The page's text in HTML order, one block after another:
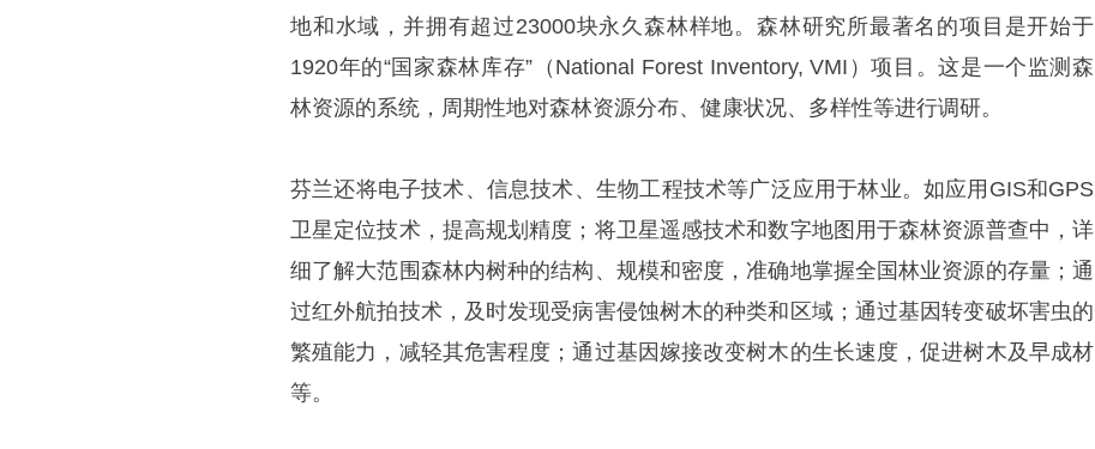
地和水域，并拥有超过23000块永久森林样地。森林研究所最著名的项目是开始于
1920年的“国家森林库存”（National Forest Inventory, VMI）项目。这是一个监测森
林资源的系统，周期性地对森林资源分布、健康状况、多样性等进行调研。
芬兰还将电子技术、信息技术、生物工程技术等广泛应用于林业。如应用GIS和GPS
卫星定位技术，提高规划精度；将卫星遥感技术和数字地图用于森林资源普查中，详
细了解大范围森林内树种的结构、规模和密度，准确地掌握全国林业资源的存量；通
过红外航拍技术，及时发现受病害侵蚀树木的种类和区域；通过基因转变破坏害虫的
繁殖能力，减轻其危害程度；通过基因嫁接改变树木的生长速度，促进树木及早成材
等。